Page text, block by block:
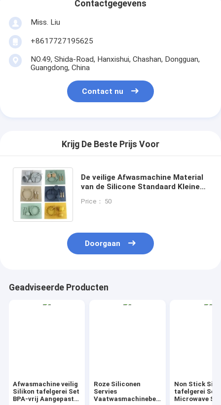
Contactgegevens
Miss. Liu
+8617727195625
NO.49, Shida-Road, Hanxishui, Chashan, Dongguan,
Guangdong, China
Contact nu
Krijg De Beste Prijs Voor
De veilige Afwasmachine Material
van de Silicone Standaard Kleine
Price： 50
Doorgaan
Geadviseerde Producten
Afwasmachine veilig
Silikon tafelgerei Set
BPA-vrij Aangepast
Roze Siliconen
Servies
Vaatwasmachinebestendig
Non Stick
tafelgerei Set
Microwave